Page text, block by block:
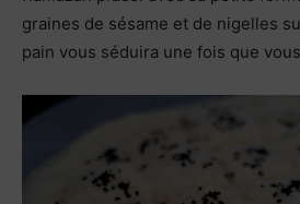
graines de sésame et de nigelles
pain vous séduira une fois que